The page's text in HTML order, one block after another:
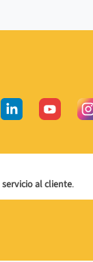
servicio al cliente.